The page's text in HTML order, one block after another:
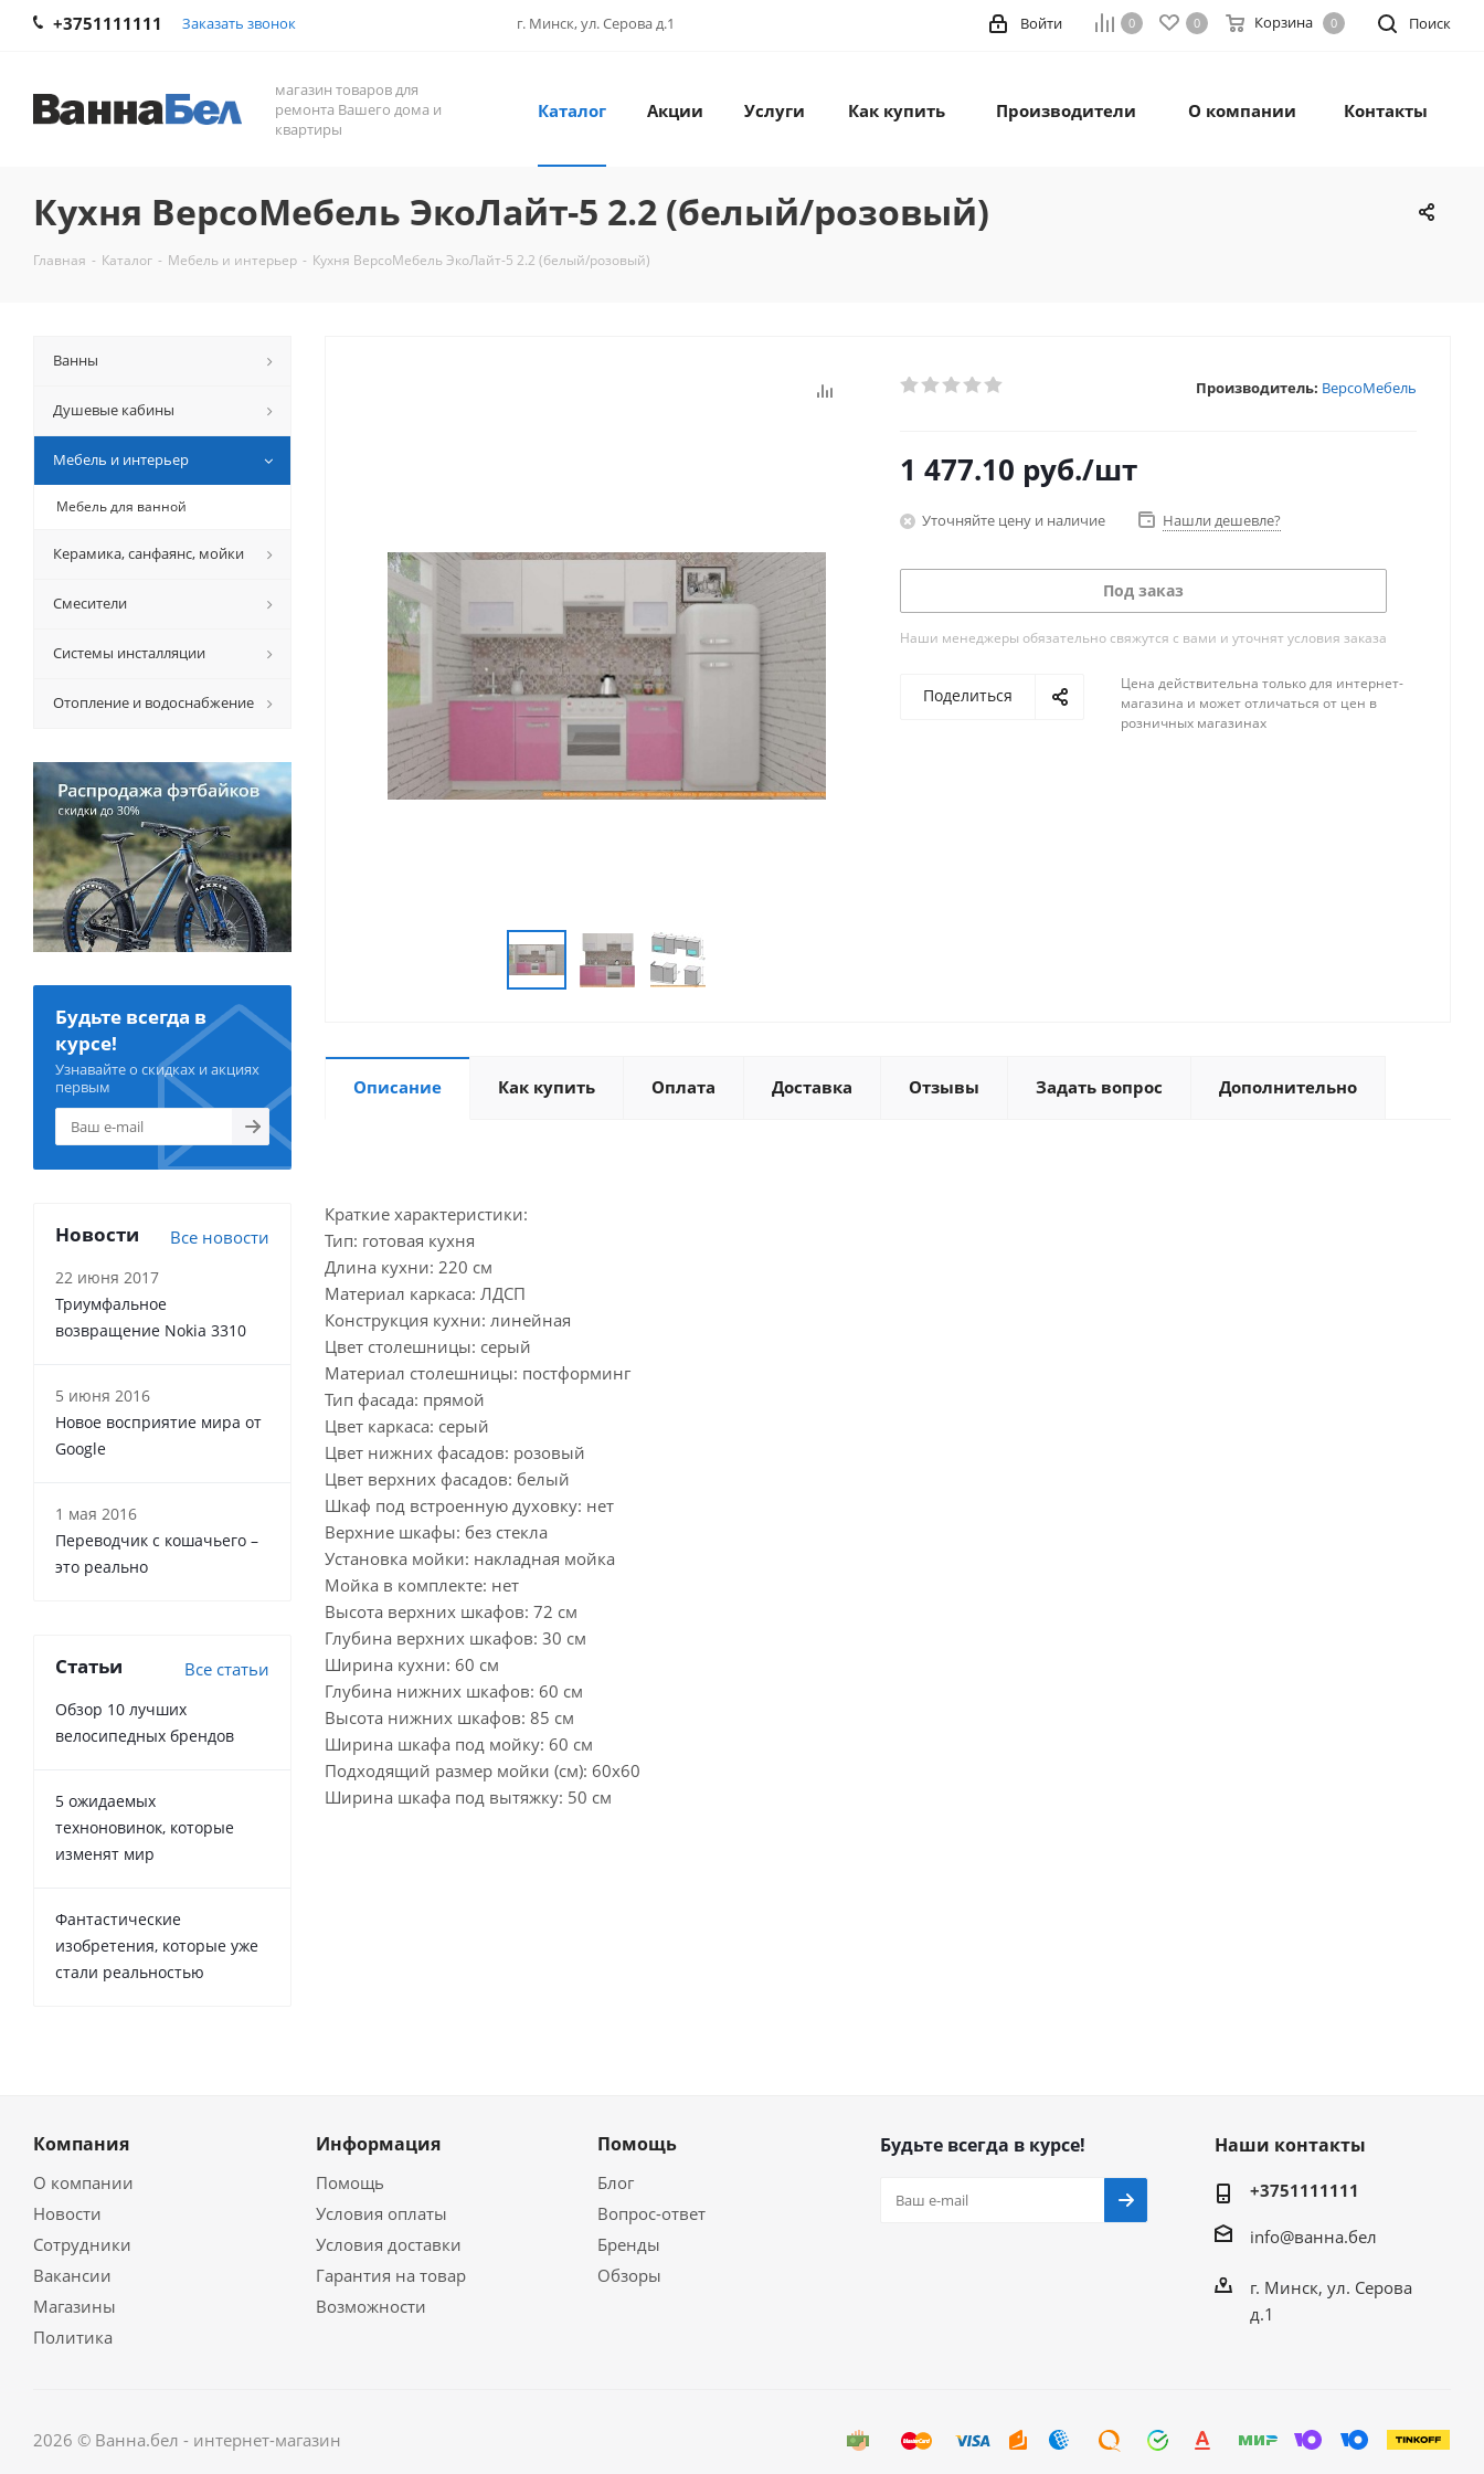
+3751111111 Заказать звонок г. Минск, ул. Серова д.1 Поиск
0 0 Корзина 0
Войти
магазин товаров для
ремонта Вашего дома и
квартиры
Каталог Акции Услуги Как купить Производители О компании Контакты
Кухня ВерсоМебель ЭкоЛайт-5 2.2 (белый/розовый)
Главная - Каталог - Мебель и интерьер - Кухня ВерсоМебель ЭкоЛайт-5 2.2 (белый/розовый)
Производитель: ВерсоМебель
1 477.10 руб./шт
Уточняйте цену и наличие Нашли дешевле?
Под заказ
Наши менеджеры обязательно свяжутся с вами и уточнят условия заказа
Поделиться
Цена действительна только для интернет-
магазина и может отличаться от цен в
розничных магазинах
Описание Как купить Оплата Доставка Отзывы Задать вопрос Дополнительно
Краткие характеристики:
Тип: готовая кухня
Длина кухни: 220 см
Материал каркаса: ЛДСП
Конструкция кухни: линейная
Цвет столешницы: серый
Материал столешницы: постформинг
Тип фасада: прямой
Цвет каркаса: серый
Цвет нижних фасадов: розовый
Цвет верхних фасадов: белый
Шкаф под встроенную духовку: нет
Верхние шкафы: без стекла
Установка мойки: накладная мойка
Мойка в комплекте: нет
Высота верхних шкафов: 72 см
Глубина верхних шкафов: 30 см
Ширина кухни: 60 см
Глубина нижних шкафов: 60 см
Высота нижних шкафов: 85 см
Ширина шкафа под мойку: 60 см
Подходящий размер мойки (см): 60x60
Ширина шкафа под вытяжку: 50 см
Ванны
Душевые кабины
Мебель и интерьер
Мебель для ванной
Керамикa, санфаянс, мойки
Смесители
Системы инсталляции
Отопление и водоснабжение
Будьте всегда в
курсе!
Узнавайте о скидках и акциях
первым
Новости Все новости
22 июня 2017
Триумфальное
возвращение Nokia 3310
5 июня 2016
Новое восприятие мира от
Google
1 мая 2016
Переводчик с кошачьего –
это реально
Статьи Все статьи
Обзор 10 лучших
велосипедных брендов
5 ожидаемых
техноновинок, которые
изменят мир
Фантастические
изобретения, которые уже
стали реальностью
Компания
О компании
Новости
Сотрудники
Вакансии
Магазины
Политика
Информация
Помощь
Условия оплаты
Условия доставки
Гарантия на товар
Возможности
Помощь
Блог
Вопрос-ответ
Бренды
Обзоры
Будьте всегда в курсе! Наши контакты
+3751111111
info@ванна.бел
г. Минск, ул. Серова
д.1
2026 © Ванна.бел - интернет-магазин